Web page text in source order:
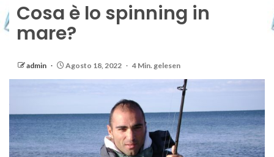
Cosa è lo spinning in
mare?
admin Agosto 18, 2022 4 Min. gelesen